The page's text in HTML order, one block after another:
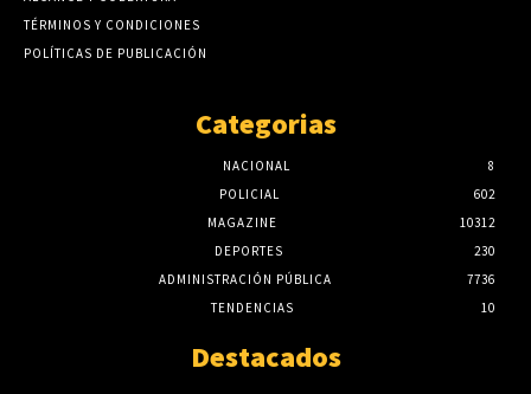
TÉRMINOS Y CONDICIONES
POLÍTICAS DE PUBLICACIÓN
Categorias
NACIONAL
8
POLICIAL
602
MAGAZINE
10312
DEPORTES
230
ADMINISTRACIÓN PÚBLICA
7736
TENDENCIAS
10
Destacados